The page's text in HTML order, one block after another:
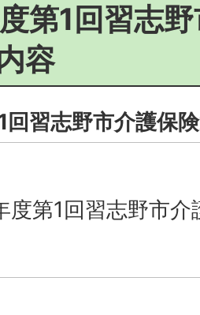
第1回習志
容
回習志野市介護保
度第1回習志野市